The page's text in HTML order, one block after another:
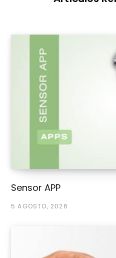
Sensor APP
5 AGOSTO, 2026